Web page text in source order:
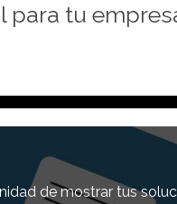
para tu
de mostrar tus